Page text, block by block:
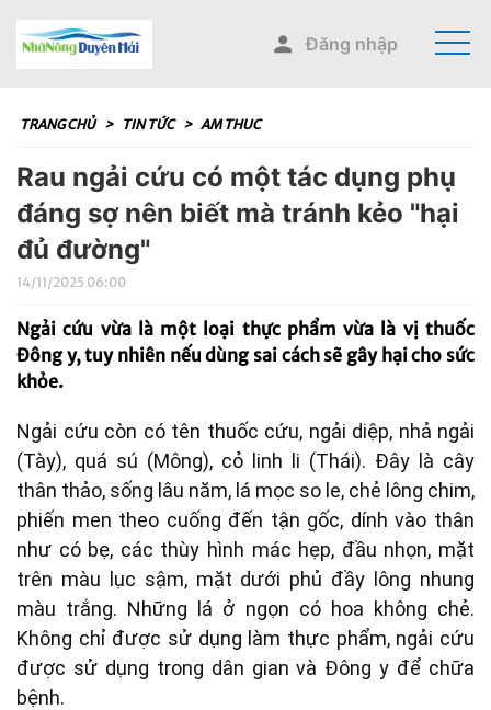
Đăng nhập
TRANG CHỦ > TIN TỨC > AM THUC
Rau ngải cứu có một tác dụng phụ
đáng sợ nên biết mà tránh kẻo "hại
đủ đường"
14/11/2025 06:00
Ngải cứu vừa là một loại thực phẩm vừa là vị thuốc
Đông y, tuy nhiên nếu dùng sai cách sẽ gây hại cho sức
khỏe.
Ngải cứu còn có tên thuốc cứu, ngải diệp, nhả ngải
(Tày), quá sú (Mông), cỏ linh li (Thái). Đây là cây
thân thảo, sống lâu năm, lá mọc so le, chẻ lông chim,
phiến men theo cuống đến tận gốc, dính vào thân
như có bẹ, các thùy hình mác hẹp, đầu nhọn, mặt
trên màu lục sậm, mặt dưới phủ đầy lông nhung
màu trắng. Những lá ở ngọn có hoa không chẻ.
Không chỉ được sử dụng làm thực phẩm, ngải cứu
được sử dụng trong dân gian và Đông y để chữa
bệnh.